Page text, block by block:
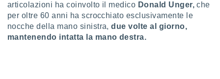
dei
facendo
articolazioni ha coinvolto il medico Donald Unger, che
per oltre 60 anni ha scrocchiato esclusivamente le
nocche della mano sinistra,due volte al giorno,
mantenendo intatta la mano destra.